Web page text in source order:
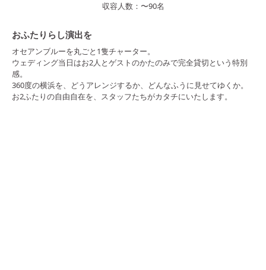
収容人数： 〜90名
おふたりらし演出を
オセアンブルーを丸ごと1隻チャーター。
ウェディング当日はお2人とゲストのかたのみで完全貸切という特別
感。
360度の横浜を、どうアレンジするか、どんなふうに見せてゆくか。
お2ふたりの自由自在を、スタッフたちがカタチにいたします。